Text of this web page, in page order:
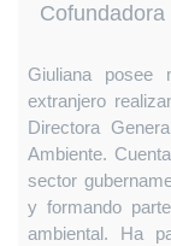
Giuliana
extranjero
Directora
Ambiente.
sector
y formando
ambiental. Ha